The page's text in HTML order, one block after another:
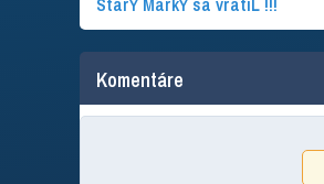
Komentáre